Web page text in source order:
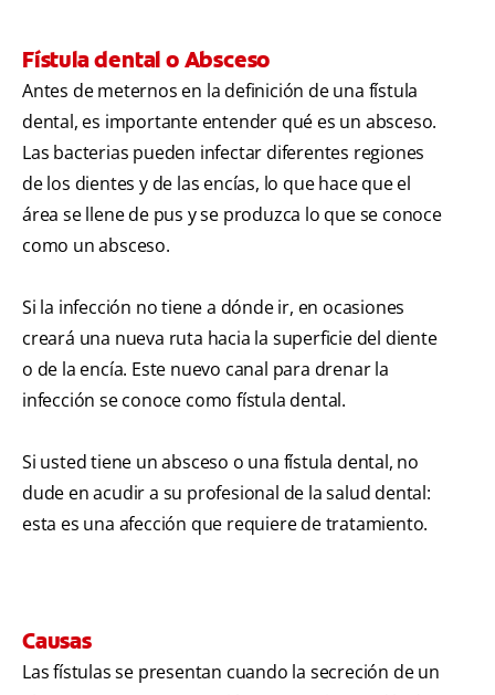
Fístula dental o Absceso
Antes de meternos en la definición de una fístula
dental, es importante entender qué es un absceso.
Las bacterias pueden infectar diferentes regiones
de los dientes y de las encías, lo que hace que el
área se llene de pus y se produzca lo que se conoce
como un absceso.
Si la infección no tiene a dónde ir, en ocasiones
creará una nueva ruta hacia la superficie del diente
o de la encía. Este nuevo canal para drenar la
infección se conoce como fístula dental.
Si usted tiene un absceso o una fístula dental, no
dude en acudir a su profesional de la salud dental:
esta es una afección que requiere de tratamiento.
Causas
Las fístulas se presentan cuando la secreción de un